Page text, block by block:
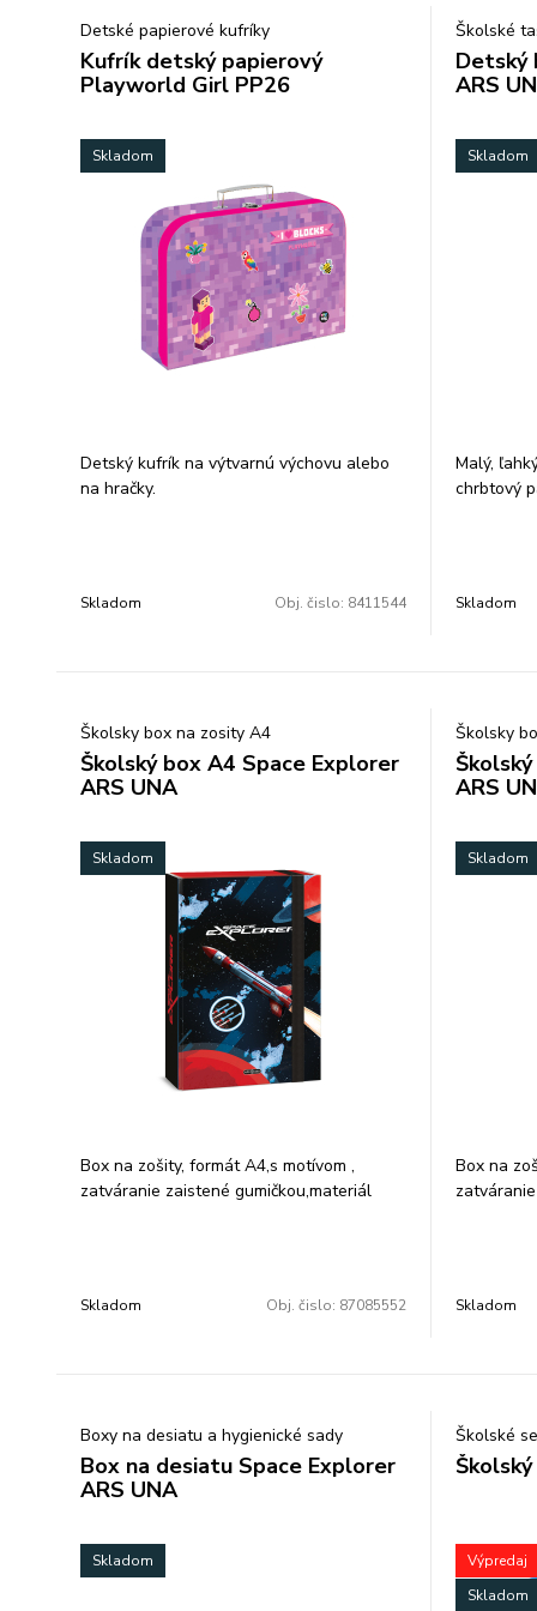
Detské papierové kufríky
Kufrík detský papierový
Playworld Girl PP26
Skladom
Detský kufrík na výtvarnú výchovu alebo
na hračky.
Kufrík je 100% recyklovateľný, použité
Skladom Obj. čislo: 8411544
Školské
Detský
ARS
Skladom
Malý,
chrbtový
hornú
Skladom
Školsky box na zosity A4
Školský box A4 Space Explorer
ARS UNA
Skladom
Box na zošity, formát A4,s motívom ,
zatváranie zaistené gumičkou,materiál
Skladom Obj. čislo: 87085552
Školsky
ARS
Skladom
Box na
Skladom
Boxy na desiatu a hygienické sady
Box na desiatu Space Explorer
ARS UNA
Skladom
Školské
Výpredaj
Skladom